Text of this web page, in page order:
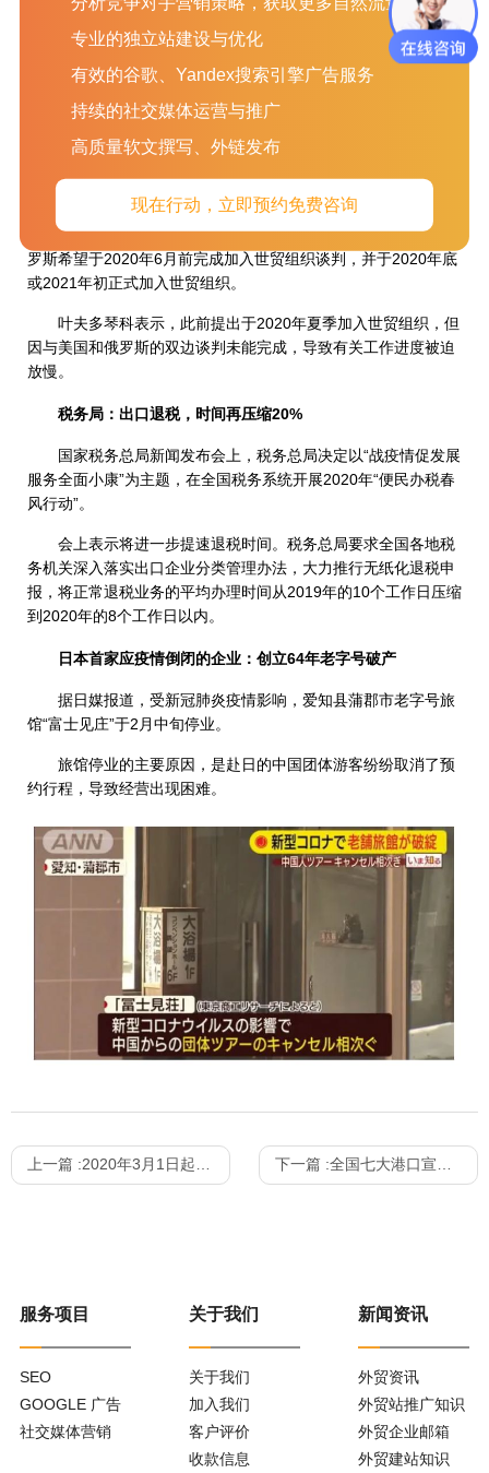
日前，中国-世界卫生组织新型冠状病毒肺炎联合专家考察组
外方组长布鲁斯·艾尔沃德表示，中国已是时候逐步恢复正常社会
秩序与工作生活，但需要逐步取消相关限制措施，以防疫情卷土
他同时表示，那些对华实施贸易旅行限制性措施的国家应重
新评估并取消相关措施。
白俄罗斯或于年底加入世贸组织
日前，白俄罗斯第一副外长叶夫多琴科在明斯克表示，白俄
罗斯希望于2020年6月前完成加入世贸组织谈判，并于2020年底
或2021年初正式加入世贸组织。
叶夫多琴科表示，此前提出于2020年夏季加入世贸组织，但
因与美国和俄罗斯的双边谈判未能完成，导致有关工作进度被迫
放慢。
税务局：出口退税，时间再压缩20%
国家税务总局新闻发布会上，税务总局决定以“战疫情促发展
服务全面小康”为主题，在全国税务系统开展2020年“便民办税春
风行动”。
会上表示将进一步提速退税时间。税务总局要求全国各地税
务机关深入落实出口企业分类管理办法，大力推行无纸化退税申
报，将正常退税业务的平均办理时间从2019年的10个工作日压缩
到2020年的8个工作日以内。
日本首家应疫情倒闭的企业：创立64年老字号破产
据日媒报道，受新冠肺炎疫情影响，爱知县蒲郡市老字号旅
馆“富士见庄”于2月中旬停业。
旅馆停业的主要原因，是赴日的中国团体游客纷纷取消了预
约行程，导致经营出现困难。
上一篇 :2020年3月1日起，这些外贸新规来了！ 下一篇 :全国七大港口宣布减免费用！包括延长免堆期、免租金、减免冷柜费用、降低包干费等等！
服务项目
SEO
GOOGLE 广告
社交媒体营销
关于我们
关于我们
加入我们
客户评价
收款信息
新闻资讯
外贸资讯
外贸站推广知识
外贸企业邮箱
外贸建站知识
专业的独立站建设与优化
有效的谷歌、Yandex搜索引擎广告服务
持续的社交媒体运营与推广
高质量软文撰写、外链发布
现在行动，立即预约免费咨询